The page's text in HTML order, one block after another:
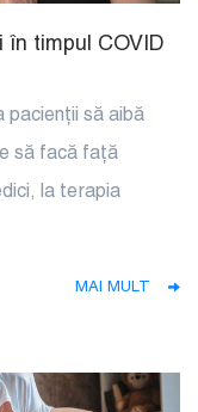
în timpul COVID
pacienții să aibă
să facă față
la terapia
MAI MULT